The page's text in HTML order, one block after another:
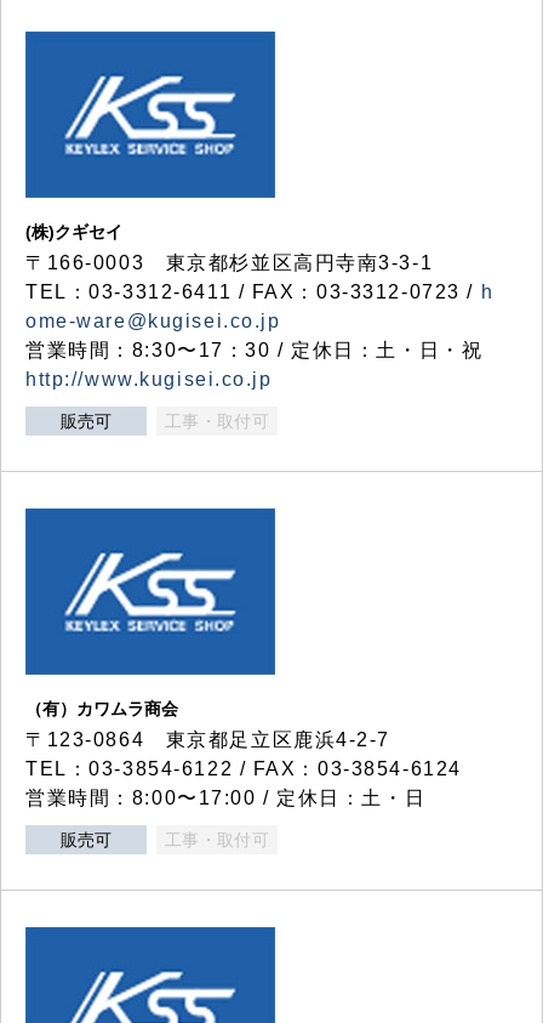
(株)クギセイ
〒166-0003 東京都杉並区高円寺南3-3-1
TEL：03-3312-6411 / FAX：03-3312-0723 / h
ome-ware@kugisei.co.jp
営業時間：8:30〜17：30 / 定休日：土・日・祝
http://www.kugisei.co.jp
販売可 工事・取付可
（有）カワムラ商会
〒123-0864 東京都足立区鹿浜4-2-7
TEL：03-3854-6122 / FAX：03-3854-6124
営業時間：8:00〜17:00 / 定休日：土・日
販売可 工事・取付可